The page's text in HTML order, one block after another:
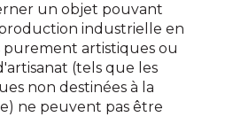
un objet pouvant
industrielle en
purement artistiques ou
(tels que les
non destinées à la
ne peuvent pas être